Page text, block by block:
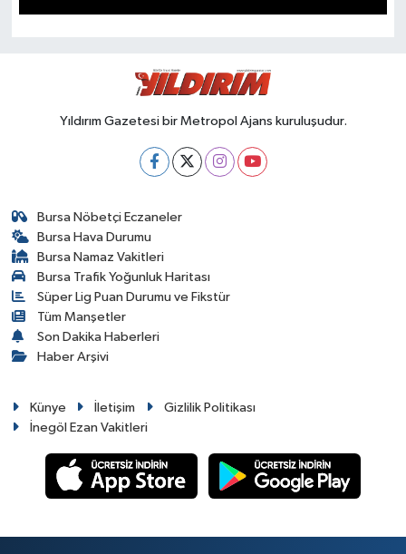
Yıldırım Gazetesi bir Metropol Ajans kuruluşudur.
Bursa Nöbetçi Eczaneler
Bursa Hava Durumu
Bursa Namaz Vakitleri
Bursa Trafik Yoğunluk Haritası
Süper Lig Puan Durumu ve Fikstür
Tüm Manşetler
Son Dakika Haberleri
Haber Arşivi
Künye İletişim
Gizlilik Politikası
İnegöl Ezan Vakitleri